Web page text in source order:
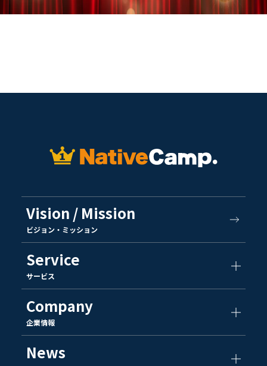
Vision / Mission
ビジョン・ミッション
Service
サービス
Company
企業情報
News